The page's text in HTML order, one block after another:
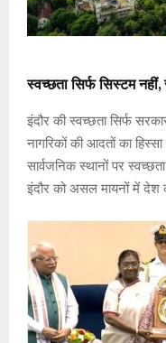
स्वच्छता सिर्फ सिस्टम
इंदौर की स्वच्छता सिर्फ
नागरिकों की आदतों का
सार्वजनिक स्थानों पर
इंदौर को असल मायनों में देश